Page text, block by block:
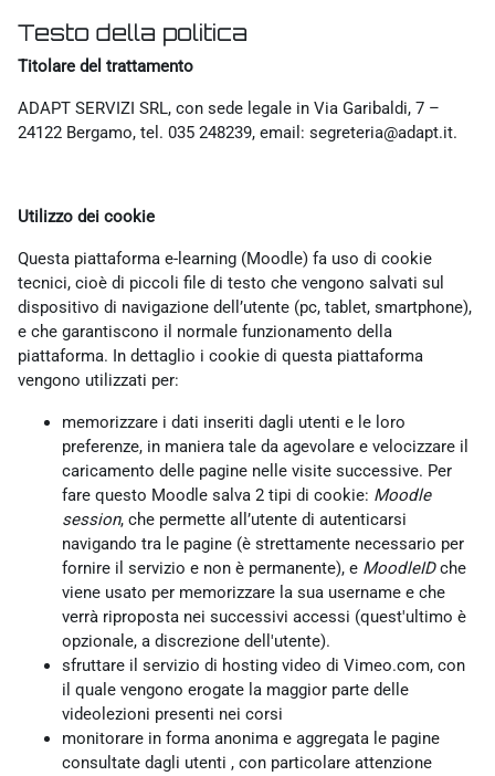
Testo della politica
Titolare del trattamento
ADAPT SERVIZI SRL, con sede legale in Via Garibaldi, 7 –
24122 Bergamo, tel. 035 248239, email: segreteria@adapt.it.
Utilizzo dei cookie
Questa piattaforma e-learning (Moodle) fa uso di cookie
tecnici, cioè di piccoli file di testo che vengono salvati sul
dispositivo di navigazione dell’utente (pc, tablet, smartphone),
e che garantiscono il normale funzionamento della
piattaforma. In dettaglio i cookie di questa piattaforma
vengono utilizzati per:
memorizzare i dati inseriti dagli utenti e le loro
preferenze, in maniera tale da agevolare e velocizzare il
caricamento delle pagine nelle visite successive. Per
fare questo Moodle salva 2 tipi di cookie: Moodle
session, che permette all’utente di autenticarsi
navigando tra le pagine (è strettamente necessario per
fornire il servizio e non è permanente), e MoodleIDche
viene usato per memorizzare la sua username e che
verrà riproposta nei successivi accessi (quest'ultimo è
opzionale, a discrezione dell'utente).
sfruttare il servizio di hosting video di Vimeo.com, con
il quale vengono erogate la maggior parte delle
videolezioni presenti nei corsi
monitorare in forma anonima e aggregata le pagine
consultate dagli utenti , con particolare attenzione